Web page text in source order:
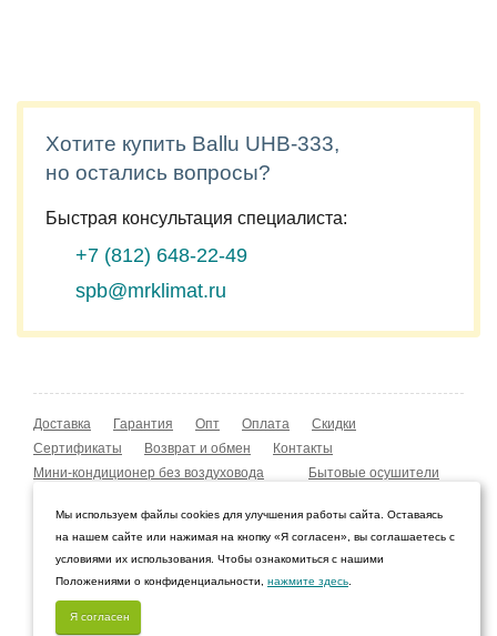
Хотите купить Ballu UHB-333,
но остались вопросы?
Быстрая консультация специалиста:
+7 (812) 648-22-49
spb@mrklimat.ru
Доставка Гарантия Опт Оплата
Скидки
Сертификаты
Возврат и обмен
Контакты
Мини-кондиционер без воздуховода
Бытовые осушители
Мобильные кондиционеры
Охладители воздуха
Мойка воздуха Boneco W210
© 2009–2026 Интернет-магазин «Мистер Климат»
Санкт-Петербург, Ленинградская область
Мы используем файлы cookies для улучшения работы сайта. Оставаясь
на нашем сайте или нажимая на кнопку «Я согласен», вы соглашаетесь с
условиями их использования. Чтобы ознакомиться с нашими
Положениями о конфиденциальности, нажмите здесь
Я согласен